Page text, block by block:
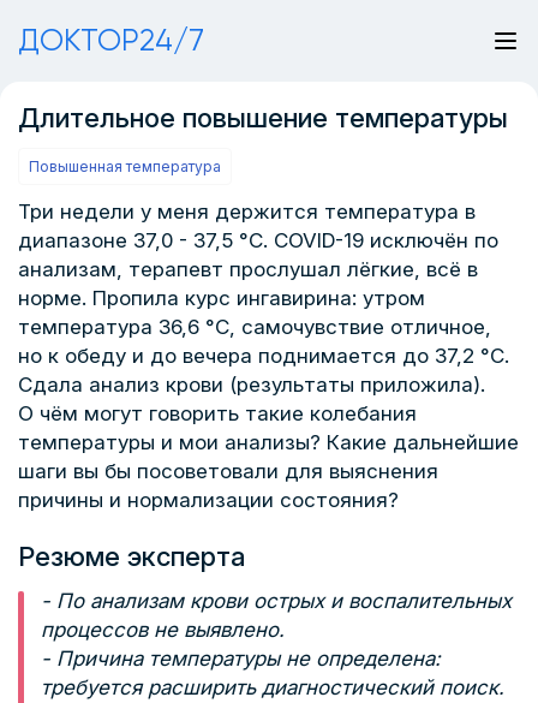
ДОКТОР24/7
Длительное повышение температуры
Повышенная температура
Три недели у меня держится температура в
диапазоне 37,0 - 37,5 °C. COVID-19 исключён по
анализам, терапевт прослушал лёгкие, всё в
норме. Пропила курс ингавирина: утром
температура 36,6 °C, самочувствие отличное,
но к обеду и до вечера поднимается до 37,2 °C.
Сдала анализ крови (результаты приложила).
О чём могут говорить такие колебания
температуры и мои анализы? Какие дальнейшие
шаги вы бы посоветовали для выяснения
причины и нормализации состояния?
Резюме эксперта
- По анализам крови острых и воспалительных
процессов не выявлено.
- Причина температуры не определена:
требуется расширить диагностический поиск.